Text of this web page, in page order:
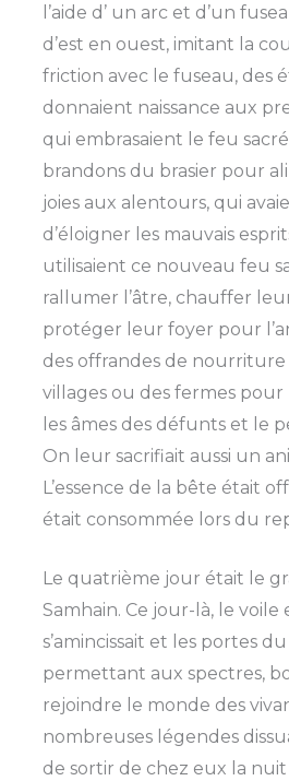
l’aide d’ un arc et d’un
d’est en ouest, imitant la
friction avec le fuseau, des
donnaient naissance aux
qui embrasaient le feu
brandons du brasier pour
joies aux alentours, qui
d’éloigner les mauvais
utilisaient ce nouveau feu
rallumer l’âtre, chauffer
protéger leur foyer pour
des offrandes de nourriture
villages ou des fermes pour
les âmes des défunts et le
On leur sacrifiait aussi un
L’essence de la bête était
était consommée lors du
Le quatrième jour était le
Samhain. Ce jour-là, le
s’amincissait et les portes
permettant aux spectres,
rejoindre le monde des
nombreuses légendes
de sortir de chez eux la nuit